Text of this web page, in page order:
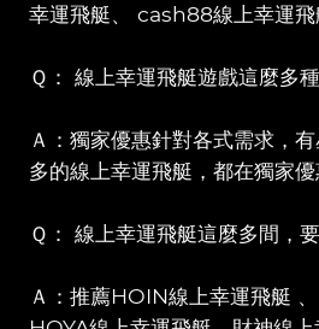
幸運飛艇、 cash88線上幸運飛
Ｑ： 線上幸運飛艇遊戲這麼多
Ａ：獨家優惠針對各式需求，
多的線上幸運飛艇，都在獨家優
Ｑ： 線上幸運飛艇這麼多間，
Ａ：推薦HOIN線上幸運飛艇 、